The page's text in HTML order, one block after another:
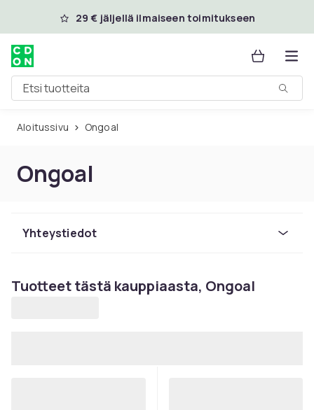
Ohita ja siirry pääsisältöön
29 € jäljellä ilmaiseen toimitukseen
Etsi tuotteita
Aloitussivu Ongoal
Ongoal
Yhteystiedot
Tuotteet tästä kauppiaasta, Ongoal